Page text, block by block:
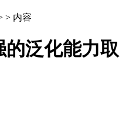
> 内容
泛化能力取